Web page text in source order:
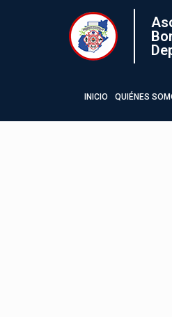
INICIO QUIÉNES